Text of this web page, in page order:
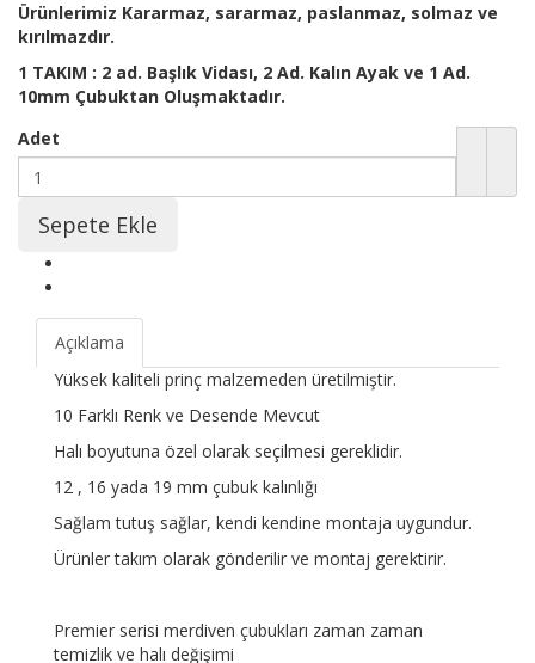
Ürünlerimiz Kararmaz, sararmaz, paslanmaz, solmaz ve
kırılmazdır.
1 TAKIM : 2 ad. Başlık Vidası, 2 Ad. Kalın Ayak ve 1 Ad.
10mm Çubuktan Oluşmaktadır.
Adet
Açıklama
Yüksek kaliteli prinç malzemeden üretilmiştir.
10 Farklı Renk ve Desende Mevcut
Halı boyutuna özel olarak seçilmesi gereklidir.
12 , 16 yada 19 mm çubuk kalınlığı
Sağlam tutuş sağlar, kendi kendine montaja uygundur.
Ürünler takım olarak gönderilir ve montaj gerektirir.
Premier serisi merdiven çubukları zaman zaman
temizlik ve halı değişimi